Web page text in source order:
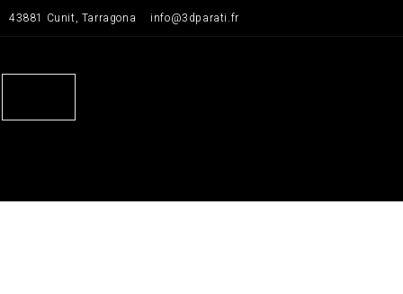
Saltar
conteúdo
43881 Cunit, Tarragona info@3dparati.fr